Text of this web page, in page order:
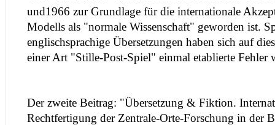
und1966 zur Grundlage für die internationale
Modells als "normale Wissenschaft" geworden ist.
englischsprachige Übersetzungen haben sich auf
einer Art "Stille-Post-Spiel" einmal etablierte Fehler
Der zweite Beitrag: "Übersetzung & Fiktion.
Rechtfertigung der Zentrale-Orte-Forschung in der